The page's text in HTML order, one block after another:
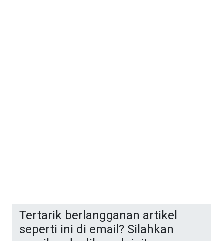
Tertarik berlangganan artikel
seperti ini di email? Silahkan